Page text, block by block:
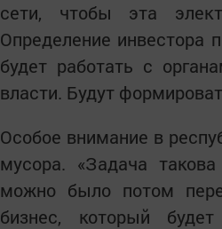
сети, чтобы эта
Определение инвестора
будет работать с
власти. Будут
Особое внимание в
мусора. «Задача
можно было потом
бизнес, который